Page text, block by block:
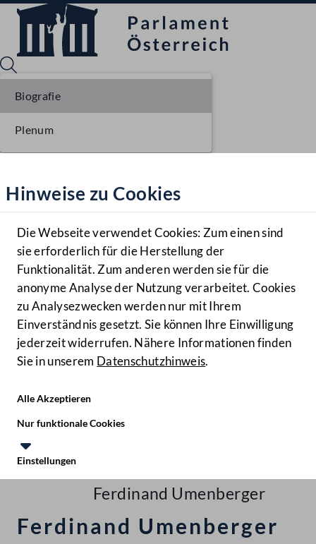
Hilfe
Benutzer
Navigationsmenü öffnen
MENÜ
Hinweise zu Cookies
Die Webseite verwendet Cookies: Zum einen sind
sie erforderlich für die Herstellung der
Funktionalität. Zum anderen werden sie für die
anonyme Analyse der Nutzung verarbeitet. Cookies
zu Analysezwecken werden nur mit Ihrem
Einverständnis gesetzt. Sie können Ihre Einwilligung
jederzeit widerrufen. Nähere Informationen finden
Sie in unserem Datenschutzhinweis.
Alle Akzeptieren
Nur funktionale Cookies
Einstellungen
Start
Ferdinand Umenberger
Ferdinand Umenberger
Biografie
Plenum